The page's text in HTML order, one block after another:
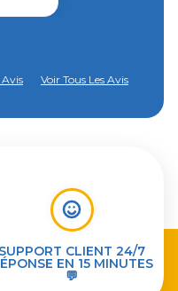
Avis Voir Tous Les Avis
SUPPORT CLIENT 24/7
EN 15 MINUTES
💬